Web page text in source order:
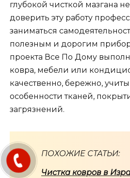
глубокой чисткой мазгана
доверить эту работу
заниматься
полезным и дорогим
проекта Все По Дому
ковра, мебели или
качественно, бережно,
особенности тканей,
загрязнений.
ПОХОЖИЕ СТАТЬИ:
Чистка ковров в